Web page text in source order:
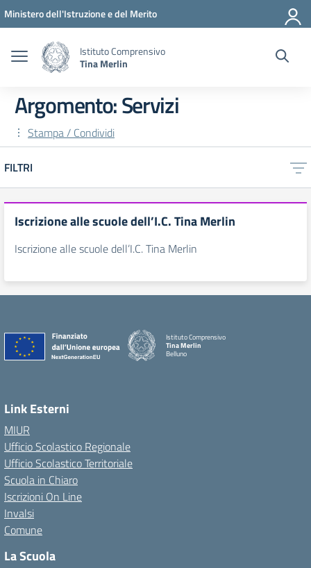
Vai ai contenuti
Vai al menu di navigazione
Vai al footer
Ministero dell'Istruzione e del Merito
Istituto Comprensivo
Tina Merlin
Argomento: Servizi
Stampa / Condividi
FILTRI
Iscrizione alle scuole dell’I.C. Tina Merlin
Iscrizione alle scuole dell’I.C. Tina Merlin
Istituto Comprensivo
Tina Merlin
Belluno
Link Esterni
MIUR
Ufficio Scolastico Regionale
Ufficio Scolastico Territoriale
Scuola in Chiaro
Iscrizioni On Line
Invalsi
Comune
La Scuola